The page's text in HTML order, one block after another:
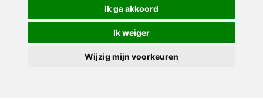
Ik ga akkoord
Ik weiger
Wijzig mijn voorkeuren